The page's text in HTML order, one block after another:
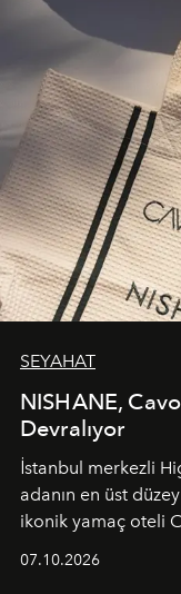
SEYAHAT
NISHANE,
Devralıyor
İstanbul merkezli
adanın en üst
ikonik yamaç oteli
07.10.2026